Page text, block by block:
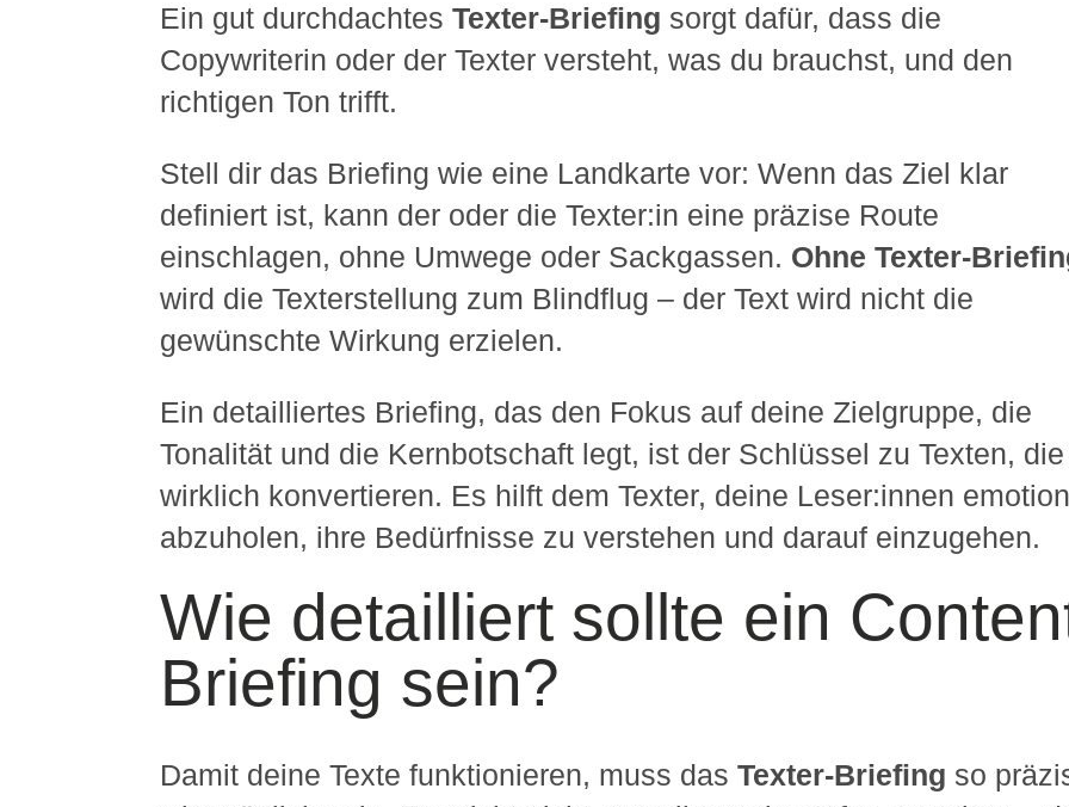
Ein gut durchdachtesTexter-Briefing sorgt dafür, dass die
Copywriterin oder der Texter versteht, was du brauchst, und den
richtigen Ton trifft.
Stell dir das Briefing wie eine Landkarte vor: Wenn das Ziel klar
definiert ist, kann der oder die Texter:in eine präzise Route
einschlagen, ohne Umwege oder Sackgassen. Ohne Texter-
wird die Texterstellung zum Blindflug – der Text wird nicht die
gewünschte Wirkung erzielen.
Ein detailliertes Briefing, das den Fokus auf deine Zielgruppe, die
Tonalität und die Kernbotschaft legt, ist der Schlüssel zu Texten, die
wirklich konvertieren. Es hilft dem Texter, deine Leser:innen
abzuholen, ihre Bedürfnisse zu verstehen und darauf einzugehen.
Wie detailliert sollte ein
Briefing sein?
Damit deine Texte funktionieren, muss dasTexter-Briefing so